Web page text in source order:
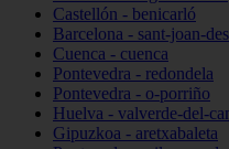
Castellón - benicarló
Barcelona - sant-joan-
Cuenca - cuenca
Pontevedra - redondela
Pontevedra - o-porriño
Huelva - valverde-del-
Gipuzkoa - aretxabaleta